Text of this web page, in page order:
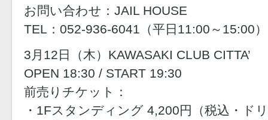
お問い合わせ：JAIL HOUSE
TEL：052-936-6041（平日11:00～15:00）
3月12日（木）KAWASAKI CLUB CITTA’
OPEN 18:30 / START 19:30
前売りチケット：
・1Fスタンディング 4,200円（税込・ド